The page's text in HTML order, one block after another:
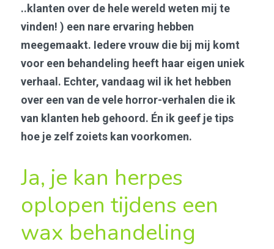
..klanten over de hele wereld weten mij te
vinden! ) een nare ervaring hebben
meegemaakt. Iedere vrouw die bij mij komt
voor een behandeling heeft haar eigen uniek
verhaal. Echter, vandaag wil ik het hebben
over een van de vele horror-verhalen die ik
van klanten heb gehoord. Én ik geef je tips
hoe je zelf zoiets kan voorkomen.
Ja, je kan herpes
oplopen tijdens een
wax behandeling